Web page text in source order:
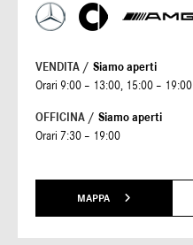
VENDITA / Siamo aperti
Orari 9:00 – 13:00, 15:00 – 19:00
OFFICINA / Siamo aperti
Orari 7:30 – 19:00
MAPPA